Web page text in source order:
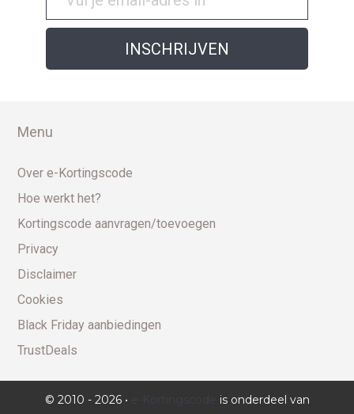
Menu
Over e-Kortingscode
Hoe werkt het?
Kortingscode aanvragen/toevoegen
Privacy
Disclaimer
Cookies
Black Friday aanbiedingen
TrustDeals
© 2010 - 2026 • e-Kortingscode is onderdeel van